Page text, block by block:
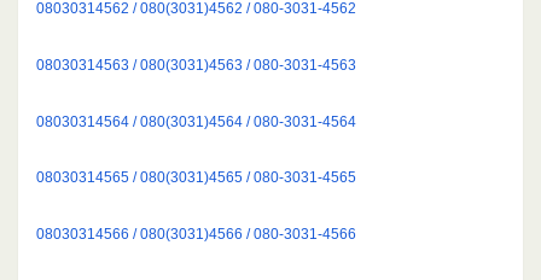
08030314562 / 080(3031)4562 / 080-3031-4562
08030314563 / 080(3031)4563 / 080-3031-4563
08030314564 / 080(3031)4564 / 080-3031-4564
08030314565 / 080(3031)4565 / 080-3031-4565
08030314566 / 080(3031)4566 / 080-3031-4566